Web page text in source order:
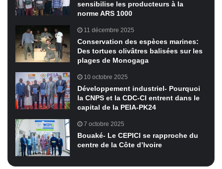
sensibilise les producteurs à la
norme ARS 1000
11 décembre 2025
Conservation des espèces marines:
Des tortues olivâtres balisées sur les
plages de Monogaga
10 octobre 2025
Développement industriel- Pourquoi
la CNPS et la CDC-CI entrent dans le
capital de la PEIA-PK24
7 octobre 2025
Bouaké- Le CEPICI se rapproche du
centre de la Côte d’Ivoire